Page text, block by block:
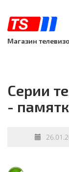
Магазин
Серии
-